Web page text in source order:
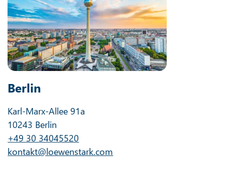
Berlin
Karl-Marx-Allee 91a
10243 Berlin
+49 30 34045520
kontakt@loewenstark.com